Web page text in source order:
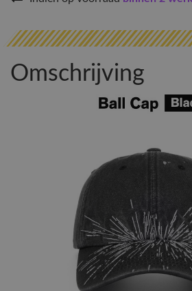
Omschrijving